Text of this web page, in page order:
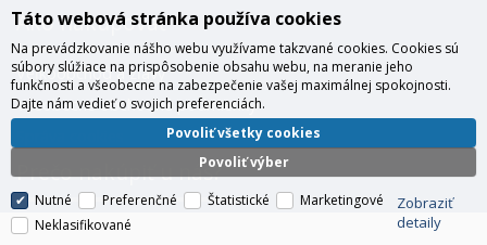
Ako nakupovať
Veľkoobchod a zľavy
Všeobecné obchodné podmienky
Prečo nakúpiť u nás?
Táto webová stránka používa cookies
Na prevádzkovanie nášho webu využívame takzvané cookies. Cookies sú
súbory slúžiace na prispôsobenie obsahu webu, na meranie jeho
funkčnosti a všeobecne na zabezpečenie vašej maximálnej spokojnosti.
Dajte nám vedieť o svojich preferenciách.
Povoliť výber
Povoliť všetky cookies
Nutné Preferenčné Štatistické
Marketingové
Neklasifikované
Zobraziť
detaily